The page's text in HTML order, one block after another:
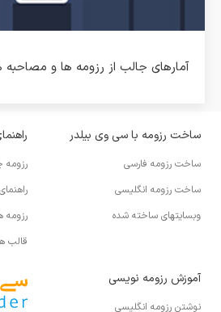
آمارهای جالب از رزومه ها و
ساخت رزومه با سی وی بیلدر
ساخت رزومه فارسی
ساخت رزومه انگلیسی
وبسایتهای ساخته شده
رزومه
قالب
آموزش رزومه نویسی
نوشتن رزومه انگلیسی